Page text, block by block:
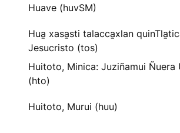
Huave (huvSM)
Hua̱ xasa̱sti talacca̱xlan
Jesucristo (tos)
Huitoto, Minica: Juziñamui Ñuera
(hto)
Huitoto, Murui (huu)